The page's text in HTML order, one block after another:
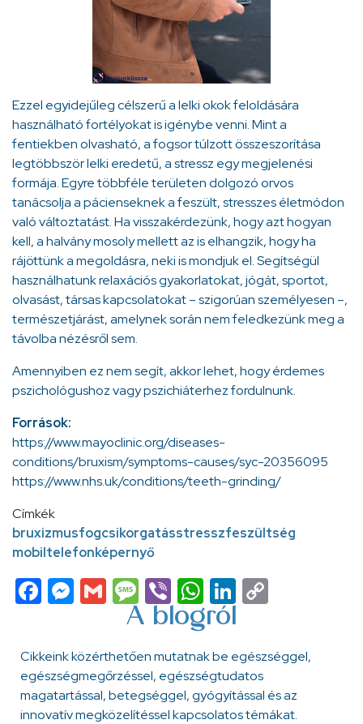
Ezzel egyidejűleg célszerű a lelki okok feloldására
használható fortélyokat is igénybe venni. Mint a
fentiekben olvasható, a fogsor túlzott összeszorítása
legtöbbször lelki eredetű, a stressz egy megjelenési
formája. Egyre többféle területen dolgozó orvos
tanácsolja a pácienseknek a feszült, stresszes életmódon
való változtatást. Ha visszakérdezünk, hogy azt hogyan
kell, a halvány mosoly mellett az is elhangzik, hogy ha
rájöttünk a megoldásra, neki is mondjuk el. Segítségül
használhatunk relaxációs gyakorlatokat, jógát, sportot,
olvasást, társas kapcsolatokat – szigorúan személyesen –,
természetjárást, amelynek során nem feledkezünk meg a
távolba nézésről sem.
Amennyiben ez nem segít, akkor lehet, hogy érdemes
pszichológushoz vagy pszichiáterhez fordulnunk.
Források:
https://www.mayoclinic.org/diseases-
conditions/bruxism/symptoms-causes/syc-20356095
https://www.nhs.uk/conditions/teeth-grinding/
Címkék
bruxizmusfogcsikorgatásstresszfeszültség
mobiltelefonképernyő
Facebook
Messenger
GmailMessage
ViberWhatsApp
LinkedIn
A blogról
Cikkeink közérthetően mutatnak be egészséggel,
egészségmegőrzéssel, egészségtudatos
magatartással, betegséggel, gyógyítással és az
innovatív megközelítéssel kapcsolatos témákat.